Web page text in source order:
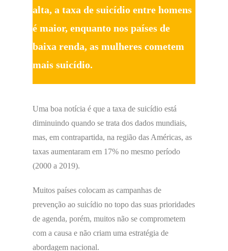
alta, a taxa de suicídio entre homens
é maior, enquanto nos países de
baixa renda, as mulheres cometem
mais suicídio.
Uma boa notícia é que a taxa de suicídio está
diminuindo quando se trata dos dados mundiais,
mas, em contrapartida, na região das Américas, as
taxas aumentaram em 17% no mesmo período
(2000 a 2019).
Muitos países colocam as campanhas de
prevenção ao suicídio no topo das suas prioridades
de agenda, porém, muitos não se comprometem
com a causa e não criam uma estratégia de
abordagem nacional.